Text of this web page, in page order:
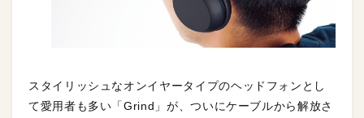
スタイリッシュなオンイヤータイプのヘッドフォンとし
て愛用者も多い「Grind」が、ついにケーブルから解放さ